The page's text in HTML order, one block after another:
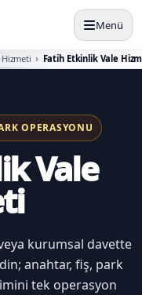
Menü
Fatih Etkinlik Vale
OPERASYONU
Vale
kurumsal davette
anahtar, fiş, park
tek operasyon